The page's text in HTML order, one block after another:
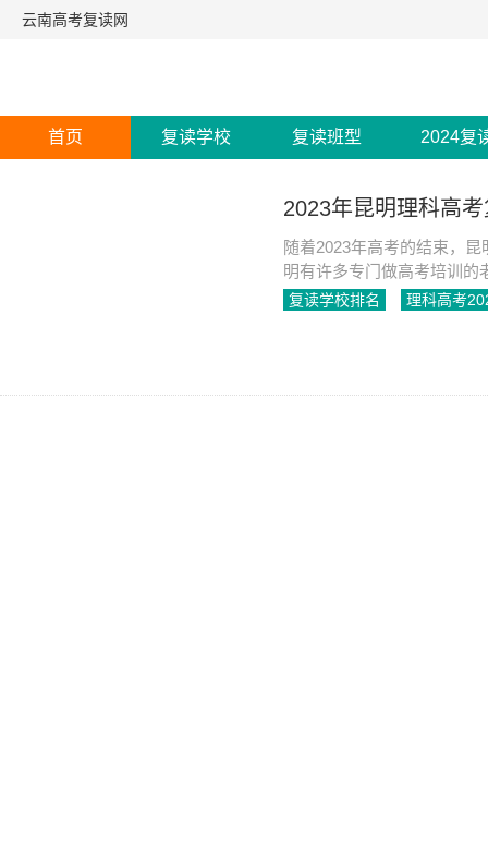
云南高考复读网
首页 复读学校 复读班型 2024复
2023年昆明理科高
随着2023年高考的结束，
明有许多专门做高考培训
理科高考复读学校的排名情
复读学校排名 理科高考